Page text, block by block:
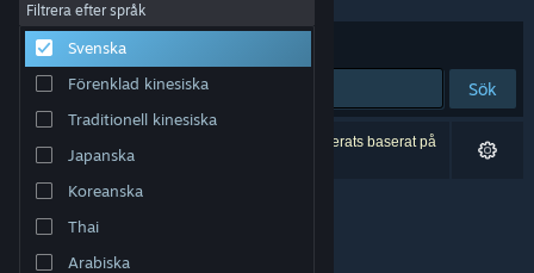
Support
Byt språk
Skaffa Steams mobilapp
Se skrivbordswebbplats
Filtrera efter språk
Svenska
Förenklad kinesiska
Traditionell kinesiska
Japanska
Koreanska
Thai
Arabiska
Sortera efter Relevans
Sök
0 träffar matchade din sökning. 1 titel har exkluderats baserat på
dina preferenser.